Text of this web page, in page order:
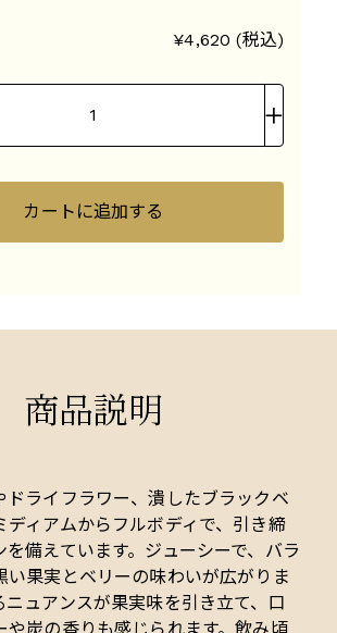
¥4,620 (税込)
カートに追加する
商品説明
ドライフラワー、潰したブラックベ
ディアムからフルボディで、引き締
を備えています。ジューシーで、バラ
い果実とベリーの味わいが広がりま
ニュアンスが果実味を引き立て、口